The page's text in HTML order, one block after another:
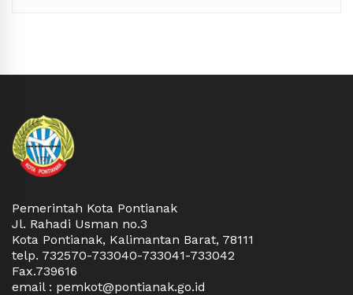
Pemerintah Kota Pontianak
Jl. Rahadi Usman no.3
Kota Pontianak, Kalimantan Barat, 78111
telp. 732570-733040-733041-733042
Fax.739616
email : pemkot@pontianak.go.id